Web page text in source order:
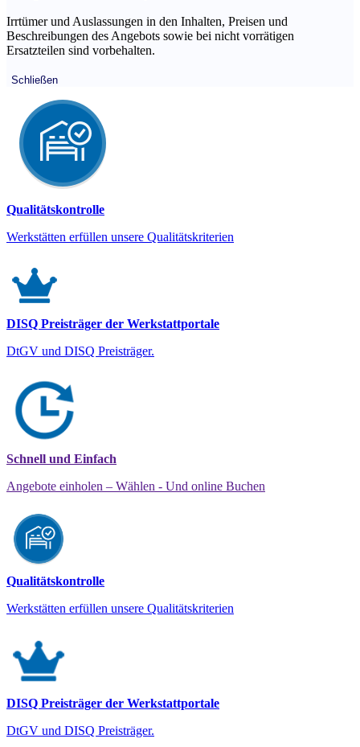
Irrtümer und Auslassungen in den Inhalten, Preisen und
Beschreibungen des Angebots sowie bei nicht vorrätigen
Ersatzteilen sind vorbehalten.
Schließen
Qualitätskontrolle
Werkstätten erfüllen unsere Qualitätskriterien
DISQ Preisträger der Werkstattportale
DtGV und DISQ Preisträger.
Schnell und Einfach
Angebote einholen – Wählen - Und online Buchen
Qualitätskontrolle
Werkstätten erfüllen unsere Qualitätskriterien
DISQ Preisträger der Werkstattportale
DtGV und DISQ Preisträger.